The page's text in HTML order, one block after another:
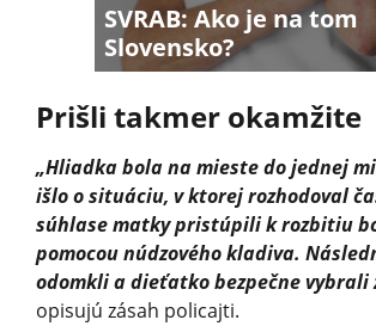
SVRAB: Ako je na tom
Slovensko?
Prišli takmer okamžite
„Hliadka bola na mieste do jednej
išlo o situáciu, v ktorej rozhodoval
súhlase matky pristúpili k rozbitiu
pomocou núdzového kladiva.
odomkli a dieťatko bezpečne vybrali
opisujú zásah policajti.